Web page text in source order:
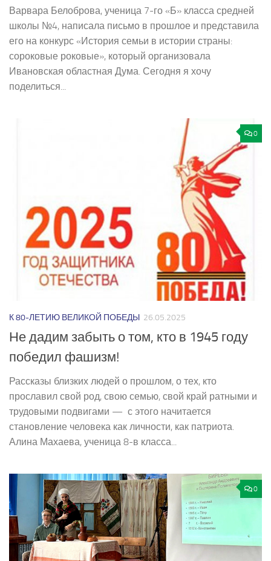
Варвара Белоброва, ученица 7-го «Б» класса средней
школы №4, написала письмо в прошлое и представила
его на конкурс «История семьи в истории страны:
сороковые роковые», который организовала
Ивановская областная Дума. Сегодня я хочу
поделиться...
0
К 80-ЛЕТИЮ ВЕЛИКОЙ ПОБЕДЫ 26.05.2025
Не дадим забыть о том, кто в 1945 году
победил фашизм!
Рассказы близких людей о прошлом, о тех, кто
прославил свой род, свою семью, свой край ратными и
трудовыми подвигами — с этого начитается
становление человека как личности, как патриота.
Алина Махаева, ученица 8-в класса...
0